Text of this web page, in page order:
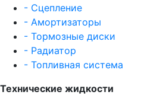
- Сцепление
- Амортизаторы
- Тормозные диски
- Радиатор
- Топливная система
Технические жидкости